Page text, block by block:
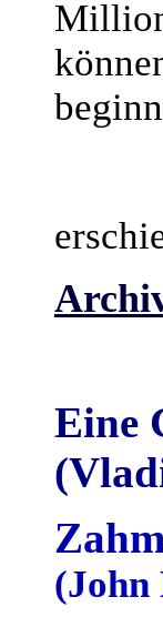
Eine
(John